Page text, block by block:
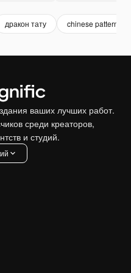
дракон тату chinese pattern
ваших лучших работ.
среди креаторов,
и студий.